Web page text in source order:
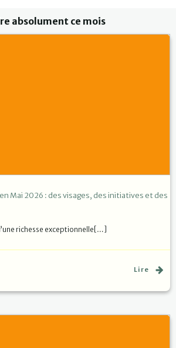
absolument ce mois
Mai 2026 : des visages, des initiatives et des
richesse exceptionnelle[…]
Lire